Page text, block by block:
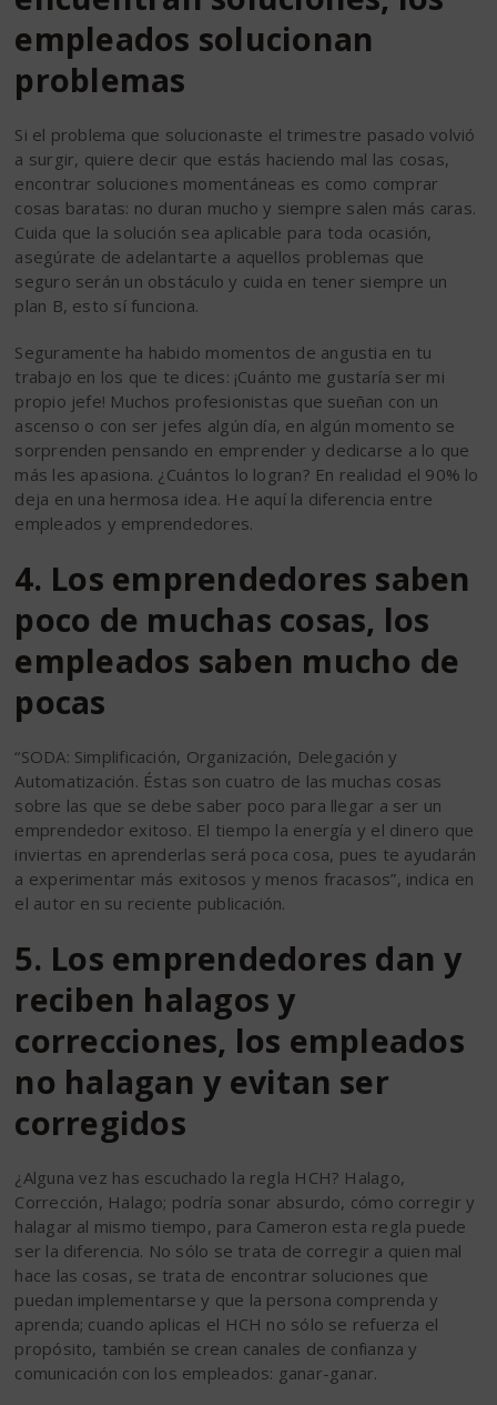
empleados solucionan
problemas
Si el problema que solucionaste el trimestre pasado volvió
a surgir, quiere decir que estás haciendo mal las cosas,
encontrar soluciones momentáneas es como comprar
cosas baratas: no duran mucho y siempre salen más caras.
Cuida que la solución sea aplicable para toda ocasión,
asegúrate de adelantarte a aquellos problemas que
seguro serán un obstáculo y cuida en tener siempre un
plan B, esto sí funciona.
Seguramente ha habido momentos de angustia en tu
trabajo en los que te dices: ¡Cuánto me gustaría ser mi
propio jefe! Muchos profesionistas que sueñan con un
ascenso o con ser jefes algún día, en algún momento se
sorprenden pensando en emprender y dedicarse a lo que
más les apasiona. ¿Cuántos lo logran? En realidad el 90% lo
deja en una hermosa idea. He aquí la diferencia entre
empleados y emprendedores.
4. Los emprendedores saben
poco de muchas cosas, los
empleados saben mucho de
pocas
“SODA: Simplificación, Organización, Delegación y
Automatización. Éstas son cuatro de las muchas cosas
sobre las que se debe saber poco para llegar a ser un
emprendedor exitoso. El tiempo la energía y el dinero que
inviertas en aprenderlas será poca cosa, pues te ayudarán
a experimentar más exitosos y menos fracasos”, indica en
el autor en su reciente publicación.
5. Los emprendedores dan y
reciben halagos y
correcciones, los empleados
no halagan y evitan ser
corregidos
¿Alguna vez has escuchado la regla HCH? Halago,
Corrección, Halago; podría sonar absurdo, cómo corregir y
halagar al mismo tiempo, para Cameron esta regla puede
ser la diferencia. No sólo se trata de corregir a quien mal
hace las cosas, se trata de encontrar soluciones que
puedan implementarse y que la persona comprenda y
aprenda; cuando aplicas el HCH no sólo se refuerza el
propósito, también se crean canales de confianza y
comunicación con los empleados: ganar-ganar.